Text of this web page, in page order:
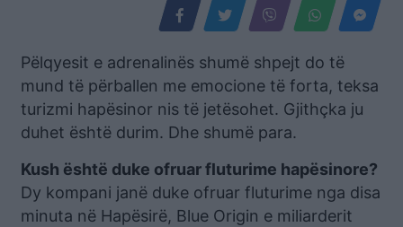
Pëlqyesit e adrenalinës shumë shpejt do të
mund të përballen me emocione të forta, teksa
turizmi hapësinor nis të jetësohet. Gjithçka ju
duhet është durim. Dhe shumë para.
Kush është duke ofruar fluturime hapësinore?
Dy kompani janë duke ofruar fluturime nga disa
minuta në Hapësirë, Blue Origin e miliarderit